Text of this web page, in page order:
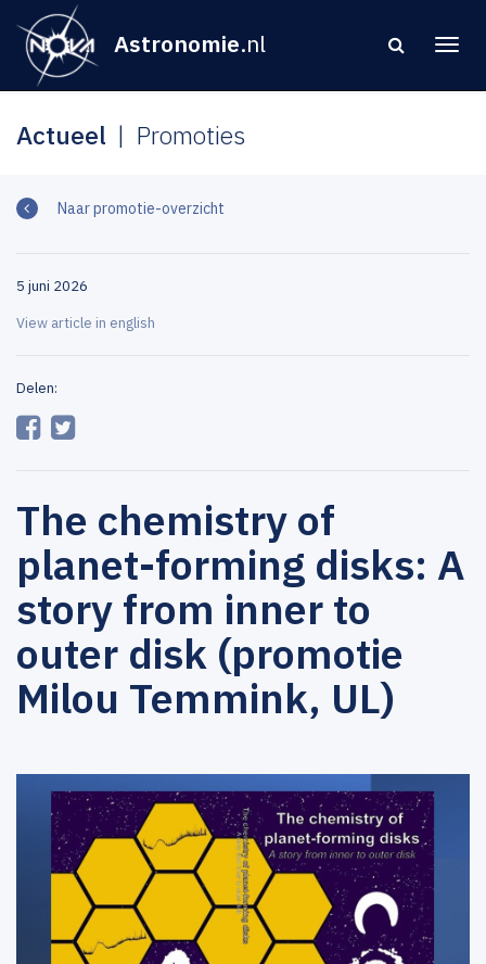
Astronomie.nl
Actueel Promoties
Naar promotie-overzicht
5 juni 2026
View article in english
Delen:
The chemistry of
planet-forming disks: A
story from inner to
outer disk (promotie
Milou Temmink, UL)